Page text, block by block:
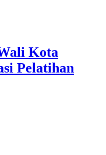
Kota
Pelatihan